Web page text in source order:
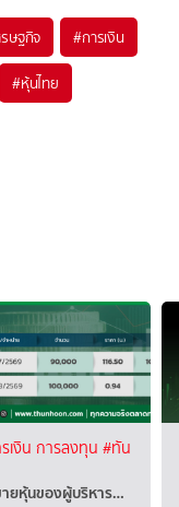
รษฐกิจ #การเงิน
#หุ้นไทย
เงิน การลงทุน #ทัน
ยหุ้นของผู้บริหาร…